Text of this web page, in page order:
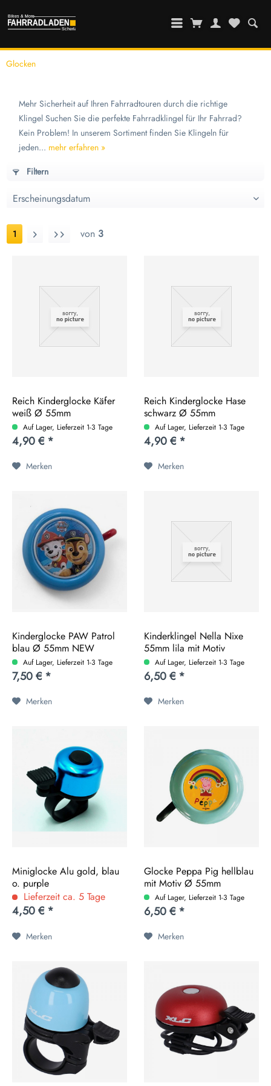
Glocken
Mehr Sicherheit auf Ihren Fahrradtouren durch die richtige
Klingel Suchen Sie die perfekte Fahrradklingel für Ihr Fahrrad?
Kein Problem! In unserem Sortiment finden Sie Klingeln für
jeden... mehr erfahren »
Filtern
1 von 3
Reich Kinderglocke Käfer
weiß Ø 55mm
Auf Lager, Lieferzeit 1-3 Tage
4,90 € *
Merken
Reich Kinderglocke Hase
schwarz Ø 55mm
Auf Lager, Lieferzeit 1-3 Tage
4,90 € *
Merken
Kinderglocke PAW Patrol
blau Ø 55mm NEW
Auf Lager, Lieferzeit 1-3 Tage
7,50 € *
Merken
Kinderklingel Nella Nixe
55mm lila mit Motiv
Auf Lager, Lieferzeit 1-3 Tage
6,50 € *
Merken
Miniglocke Alu gold, blau
o. purple
Lieferzeit ca. 5 Tage
4,50 € *
Merken
Glocke Peppa Pig hellblau
mit Motiv Ø 55mm
Auf Lager, Lieferzeit 1-3 Tage
6,50 € *
Merken